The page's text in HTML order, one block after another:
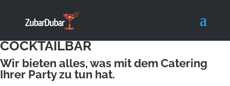
Schritt 1/4
MIETEN SIE EINE KOMPLETTE
COCKTAILBAR
Wir bieten alles, was mit dem Catering
Ihrer Party zu tun hat.